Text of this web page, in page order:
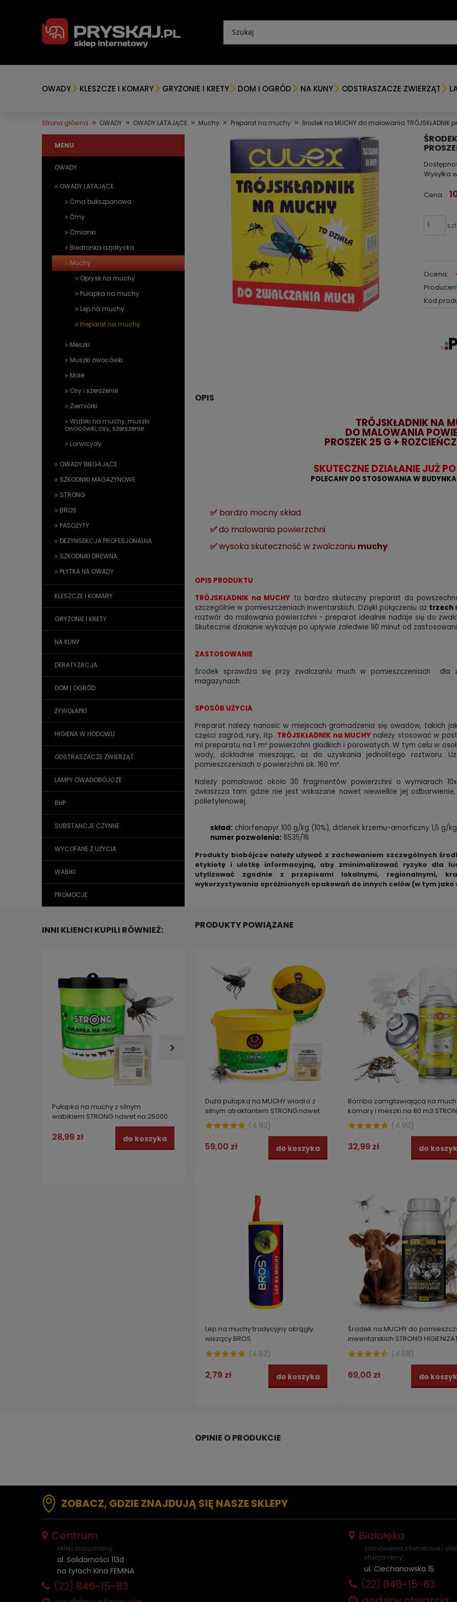
OWADY KLESZCZE I KOMARY GRYZONIE I KRETY DOM I OGRÓD NA KUNY ODSTRASZACZE ZWIERZĄT
Strona główna » OWADY » OWADY LATAJĄCE » Muchy » Preparat na muchy » Środek na MUCHY do malowania
MENU
OWADY
OWADY LATAJĄCE
Ćma bukszpanowa
Ćmy
Ćmianki
Biedronka azjatycka
Muchy
Oprysk na muchy
Pułapka na muchy
Lep na muchy
Preparat na muchy
Meszki
Muszki owocówki
Mole
Osy i szerszenie
Ziemiórki
Wabiki na muchy, muszki
owocówki, osy, szerszenie
Larwicydy
OWADY BIEGAJĄCE
SZKODNIKI MAGAZYNOWE
STRONG
BROS
PASOŻYTY
DEZYNSEKCJA PROFESJONALNA
SZKODNIKI DREWNA
PŁYTKA NA OWADY
KLESZCZE I KOMARY
GRYZONIE I KRETY
NA KUNY
DERATYZACJA
DOM I OGRÓD
ŻYWOŁAPKI
HIGIENA W HODOWLI
ODSTRASZACZE ZWIERZĄT
LAMPY OWADOBÓJCZE
BHP
SUBSTANCJE CZYNNE
WYCOFANE Z UŻYCIA
WABIKI
PROMOCJE
INNI KLIENCI KUPILI RÓWNIEŻ:
Pułapka na muchy z silnym
wabikiem STRONG nawet na 25000
28,99 zł do koszyka
Spray na muchy i larwy w
śmietnikach, środek do śmietników
na larwy much larwicyd STRONG 500
do koszyka
Środek na muchy do oprysku
malowania granulat ASCYP
do
Wysyłka
Cena:
szt
Ocena:
Kod
OPIS
TRÓJSKŁADNIK NA
DO MALOWANIA
PROSZEK 25 G +
SKUTECZNE DZIAŁANIE JUŻ
POLECANY DO STOSOWANIA W
✅ bardzo mocny skład
✅do malowania powierzchni
✅wysoka skuteczność w zwalczaniu muchy
OPIS PRODUKTU
TRÓJSKŁADNIK na MUCHY to bardzo skuteczny preparat do
szczególnie w pomieszczeniach inwentarskich. Dzięki połączeniu aż trzech
roztwór do malowania powierzchni - preparat idealnie nadaje się do
Skuteczne działanie wykazuje po upływie zaledwie 90 minut od
ZASTOSOWANIE
Środek sprawdza się przy zwalczaniu much w pomieszczeniach dla
magazynach.
SPOSÓB UŻYCIA
Preparat należy nanosić w miejscach gromadzenia się owadów, takich
części zagród, rury, itp. TRÓJSKŁADNIK na MUCHY należy stosować w
ml preparatu na 1 m² powierzchni gładkich i porowatych. W tym celu w
wody, dokładnie mieszając, aż do uzyskania jednolitego roztworu.
pomieszczeniach o powierzchni ok. 160 m².
Należy pomalować około 30 fragmentów powierzchni o wymiarach
zwłaszcza tam gdzie nie jest wskazane nawet niewielkie jej
polietylenowej.
skład: chlorfenapyr 100 g/kg (10%), ditlenek krzemu-amorficzny 1,5 g/
numer pozwolenia: 6535/16
Produkty biobójcze należy używać z zachowaniem szczególnych
etykietę i ulotkę informacyjną, aby zminimalizować ryzyko dla
utylizować zgodnie z przepisami lokalnymi, regionalnymi,
wykorzystywania opróżnionych opakowań do innych celów (w tym jako
PRODUKTY POWIĄZANE
Duża pułapka na MUCHY wiadro z
silnym atraktantem STRONG nawet
na 200.000 much!
(4.93)
59,00 zł do koszyka
Bomba zamgławiająca na
komary i meszki na 80 m3
150 ml
(4.90)
32,99 zł do
Lep na muchy tradycyjny okrągły
wiszący BROS
(4.82)
2,79 zł do koszyka
Środek na MUCHY do
inwentarskich STRONG
500 ml
(4.68)
69,00 zł do
ZOBACZ, GDZIE ZNAJDUJĄ SIĘ NASZE SKLEPY
Centrum
sklep stacjonarny
al. Solidarności 113d
na tyłach Kina FEMINA
(22) 846-15-83
Białołęka
zamówienia internetowe i
stacjonarny
ul. Ciechanowska 15
(22) 846-15-83